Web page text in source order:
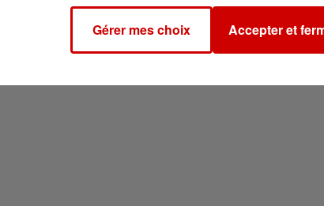
Gérer mes choix Accepter et